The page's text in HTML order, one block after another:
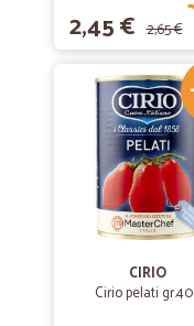
2,45 € 2,65 €
CIRIO
Cirio pelati